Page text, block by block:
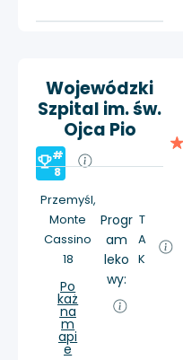
Wojewódzki
Szpital im. św.
Ojca Pio
#
8
Przemyśl,
Monte
Cassino
18
Po
każ
na
m
api
e
Progr
am
leko
wy:
T
A
K